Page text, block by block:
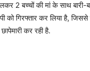
2 बच्चों की मां के साथ
को गिरफ्तार कर लिया है, जिससे
कर रही है.